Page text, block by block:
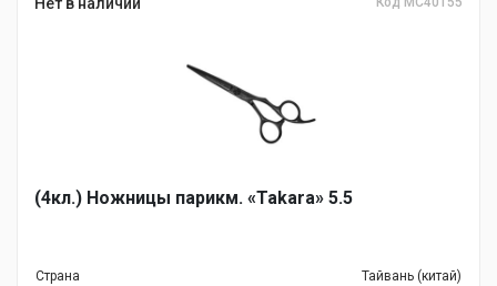
(4кл.) Ножницы парикм. «Takara» 5.5
Страна
Тайвань (китай)